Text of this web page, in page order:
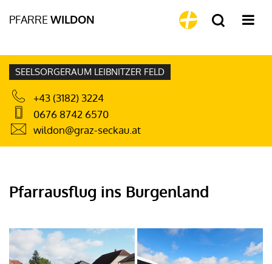
PFARRE WILDON
SEELSORGERAUM LEIBNITZER FELD
+43 (3182) 3224
0676 8742 6570
wildon@graz-seckau.at
Pfarrausflug ins Burgenland